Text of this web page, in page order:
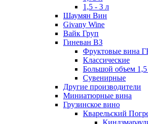
1,5 - 3 л
Шаумян Вин
Givany Wine
Вайк Груп
Гиневан ВЗ
Фруктовые вина
Классические
Большой объем
Сувенирные
Другие производители
Миниатюрные вина
Грузинское вино
Кварельский